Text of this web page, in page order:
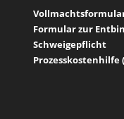
Formular zur
Schweigepflicht
Prozesskostenhilfe